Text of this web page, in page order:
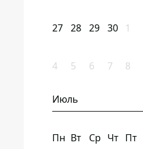
27 28 29 30 1
4 5 6 7 8
Июль
Пн Вт Ср Чт Пт